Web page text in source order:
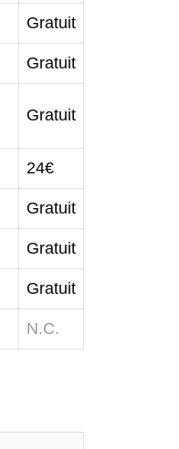
Gratuit
Gratuit
Gratuit
24€
Gratuit
Gratuit
Gratuit
N.C.